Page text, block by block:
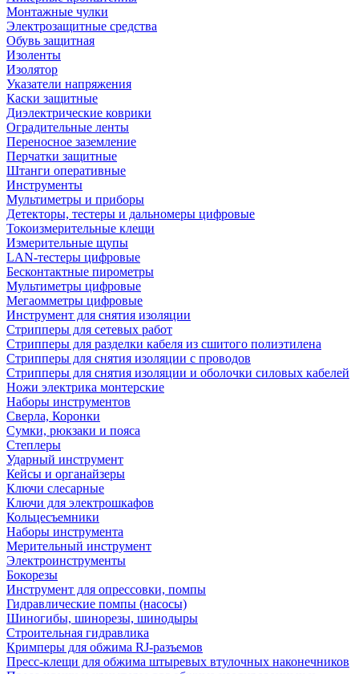
Монтажные чулки
Электрозащитные средства
Обувь защитная
Изоленты
Изолятор
Указатели напряжения
Каски защитные
Диэлектрические коврики
Оградительные ленты
Переносное заземление
Перчатки защитные
Штанги оперативные
Инструменты
Мультиметры и приборы
Детекторы, тестеры и дальномеры цифровые
Токоизмерительные клещи
Измерительные щупы
LAN-тестеры цифровые
Бесконтактные пирометры
Мультиметры цифровые
Мегаомметры цифровые
Инструмент для снятия изоляции
Стрипперы для сетевых работ
Стрипперы для разделки кабеля из сшитого полиэтилена
Cтрипперы для снятия изоляции с проводов
Стрипперы для снятия изоляции и оболочки силовых кабелей
Ножи электрика монтерские
Наборы инструментов
Сверла, Коронки
Сумки, рюкзаки и пояса
Степлеры
Ударный инструмент
Кейсы и органайзеры
Ключи слесарные
Ключи для электрошкафов
Кольцесъемники
Наборы инструмента
Мерительный инструмент
Электроинструменты
Бокорезы
Инструмент для опрессовки, помпы
Гидравлические помпы (насосы)
Шиногибы, шинорезы, шинодыры
Строительная гидравлика
Кримперы для обжима RJ-разъемов
Пресс-клещи для обжима штыревых втулочных наконечников